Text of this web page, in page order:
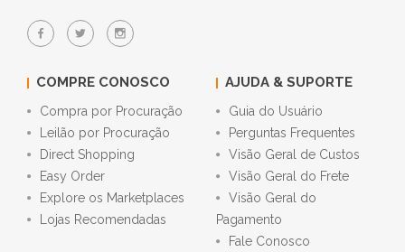
COMPRE CONOSCO
Compra por Procuração
Leilão por Procuração
Direct Shopping
Easy Order
Explore os Marketplaces
Lojas Recomendadas
AJUDA & SUPORTE
Guia do Usuário
Perguntas Frequentes
Visão Geral de Custos
Visão Geral do Frete
Visão Geral do
Pagamento
Fale Conosco